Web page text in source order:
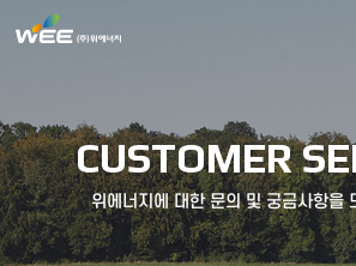
CUSTOMER
위에너지에 대한 문의 및 궁금사항을